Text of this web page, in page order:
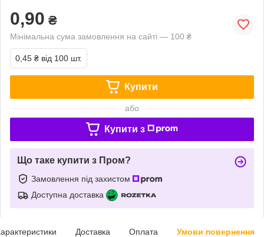
0,90 ₴
Мінімальна сума замовлення на сайті — 100 ₴
0,45 ₴ від 100 шт.
Купити
або
Купити з
Що таке купити з Пром?
Замовлення під захистом
Доступна доставка
Доставка Оплата Умови повернення